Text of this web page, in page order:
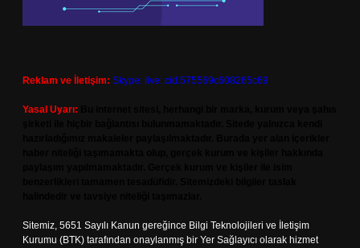
Reklam ve İletişim: Skype: live:.cid.575569c608265c69
Yasal Uyarı:
Sitemiz, 5651 Sayılı Kanun gereğince Bilgi Teknolojileri ve İletişim
Kurumu (BTK) tarafından onaylanmış bir Yer Sağlayıcı olarak hizmet